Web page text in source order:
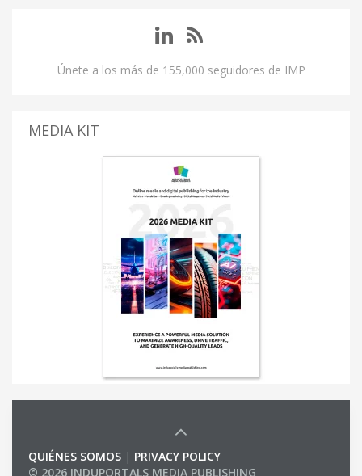
Únete a los más de 155,000 seguidores de IMP
MEDIA KIT
QUIÉNES SOMOS | PRIVACY POLICY
© 2026 INDUPORTALS MEDIA PUBLISHING